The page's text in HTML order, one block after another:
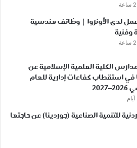
لدى الأونروا | وظائف هندسية
وفنية
الكلية العلمية الإسلامية عن
في استقطاب كفاءات إدارية للعام
للتنمية الصناعية (جوردينا) عن حاجتها